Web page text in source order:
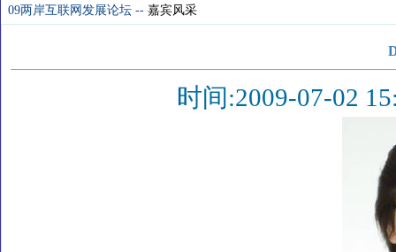
09两岸互联网发展论坛 -- 嘉宾风采
时间:2009-07-